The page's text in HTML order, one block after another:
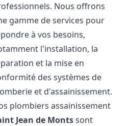
Nous offrons
gamme de services pour
à vos besoins,
l'installation, la
et la mise en
des systèmes de
et d'assainissement.
plombiers assainissement
Jean de Montssont